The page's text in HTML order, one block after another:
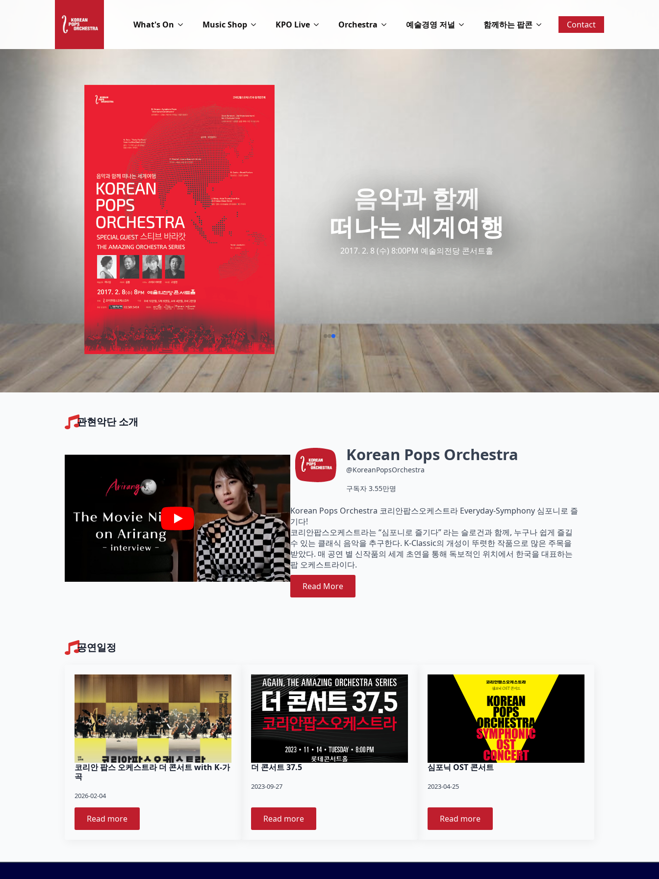
What's On Music Shop KPO Live Orchestra 예술경영 저널 함께하는 팝콘 Contact
음악과 함께
떠나는 세계여행
2017. 2. 8 (수) 8:00PM 예술의전당 콘서트홀
관현악단 소개
Play
Korean Pops Orchestra
@KoreanPopsOrchestra
구독자 3.55만명
Korean Pops Orchestra 코리안팝스오케스트라 Everyday-Symphony 심포니로 즐
기다!
코리안팝스오케스트라는 “심포니로 즐기다” 라는 슬로건과 함께, 누구나 쉽게 즐길
수 있는 클래식 음악을 추구한다. K-Classic의 개성이 뚜렷한 작품으로 많은 주목을
받았다. 매 공연 별 신작품의 세계 초연을 통해 독보적인 위치에서 한국을 대표하는
팝 오케스트라이다.
Read More
공연일정
코리안 팝스 오케스트라 더 콘서트 with K-가
곡
2026-02-04
Read more
더 콘서트 37.5
2023-09-27
Read more
심포닉 OST 콘서트
2023-04-25
Read more